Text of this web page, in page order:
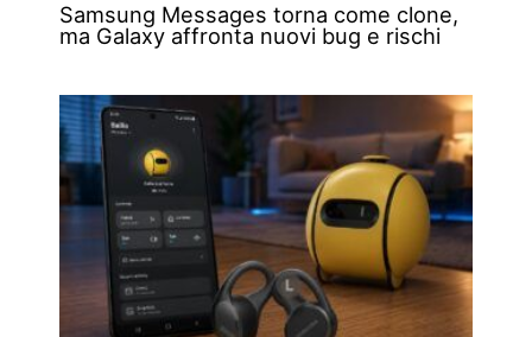
Samsung Messages torna come clone,
ma Galaxy affronta nuovi bug e rischi